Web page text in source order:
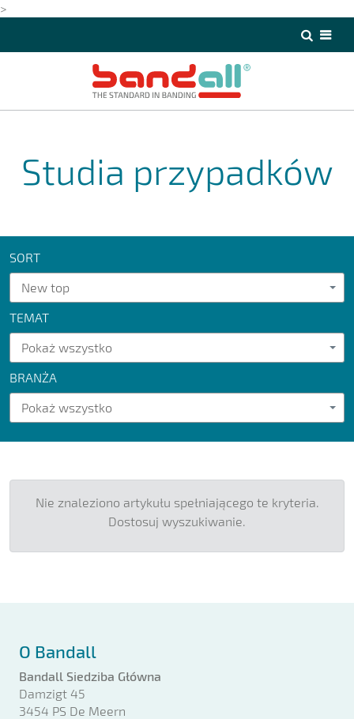
>
Studia przypadków
SORT
New top
TEMAT
Pokaż wszystko
BRANŻA
Pokaż wszystko
Nie znaleziono artykułu spełniającego te kryteria.
Dostosuj wyszukiwanie.
O Bandall
Bandall Siedziba Główna
Damzigt 45
3454 PS De Meern